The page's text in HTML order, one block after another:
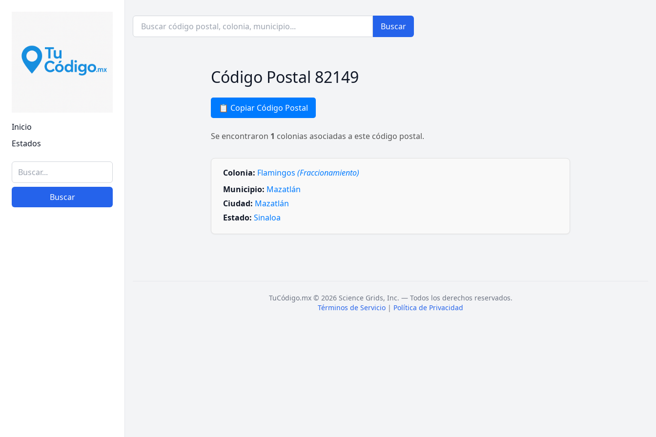
Inicio
Estados
Buscar
Buscar
Código Postal 82149
📋 Copiar Código Postal
Se encontraron 1 colonias asociadas a este código postal.
Colonia: Flamingos (Fraccionamiento)
Municipio: Mazatlán
Ciudad: Mazatlán
Estado: Sinaloa
TuCódigo.mx © 2026 Science Grids, Inc. — Todos los derechos reservados.
Términos de Servicio | Política de Privacidad